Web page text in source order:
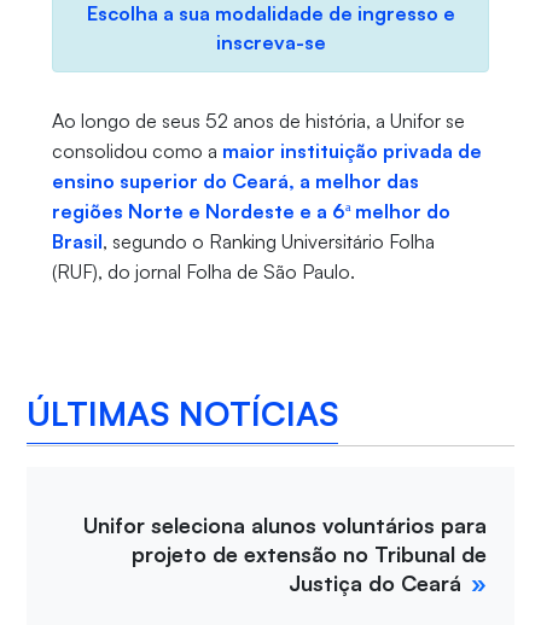
Escolha a sua modalidade de ingresso e
inscreva-se
Ao longo de seus 52 anos de história, a Unifor se
consolidou como a maior instituição privada de
ensino superior do Ceará, a melhor das
regiões Norte e Nordeste e a 6ª melhor do
Brasil, segundo o Ranking Universitário Folha
(RUF), do jornal Folha de São Paulo.
ÚLTIMAS NOTÍCIAS
Unifor seleciona alunos voluntários para
projeto de extensão no Tribunal de
Justiça do Ceará